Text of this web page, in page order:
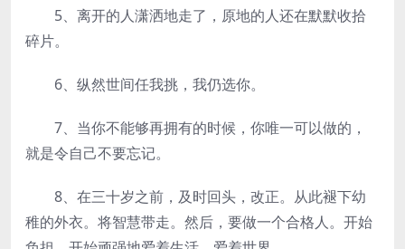
5、离开的人潇洒地走了，原地的人还在默默收拾
碎片。
6、纵然世间任我挑，我仍选你。
7、当你不能够再拥有的时候，你唯一可以做的，
就是令自己不要忘记。
8、在三十岁之前，及时回头，改正。从此褪下幼
稚的外衣。将智慧带走。然后，要做一个合格人。开始